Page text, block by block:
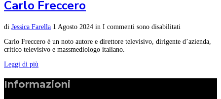
Carlo Freccero
di Jessica Farella 1 Agosto 2024 in I commenti sono disabilitati
Carlo Freccero è un noto autore e direttore televisivo, dirigente d’azienda,
critico televisivo e massmediologo italiano.
Leggi di più
Informazioni